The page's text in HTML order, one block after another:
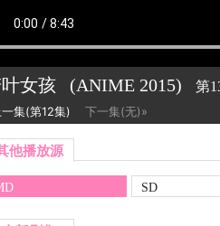
女孩 (ANIME 2015) 第
一集(第12集) 下一集(无)»
他播放源
SD